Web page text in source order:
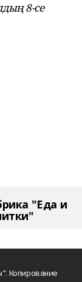
8-се
"Еда и
Копирование